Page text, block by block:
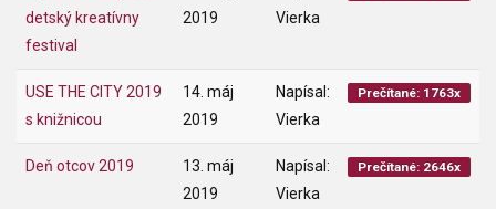
detský kreatívny
festival
2019
Vierka
USE THE CITY 2019
s knižnicou
14. máj
2019
Napísal:
Vierka
Prečítané: 1763x
Deň otcov 2019
13. máj
2019
Napísal:
Vierka
Prečítané: 2646x